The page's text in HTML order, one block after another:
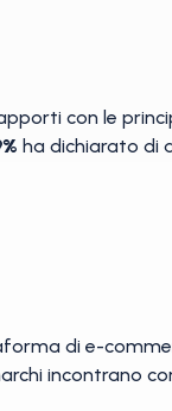
con le
ha dichiarato di
di e-
incontrano